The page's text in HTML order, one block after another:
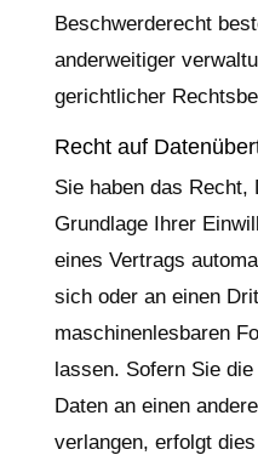
Beschwerderecht
anderweitiger
gerichtlicher
Recht auf
Sie haben das Recht,
Grundlage Ihrer
eines Vertrags
sich oder an einen
maschinenlesbaren
lassen. Sofern Sie
Daten an einen
verlangen, erfolgt